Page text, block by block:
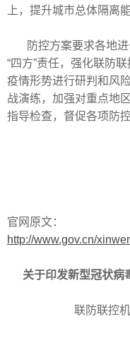
上，提升城市总体隔离能
防控方案要求各地
“四方”责任，强化联防
疫情形势进行研判和风
战演练，加强对重点地
指导检查，督促各项防
官网原文：
http://www.gov.cn/
关于印发新型冠状病
联防联控